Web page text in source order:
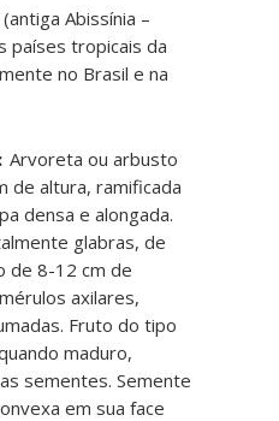
Abissínia –
países tropicais da
no Brasil e na
Arvoreta ou arbusto
de altura, ramificada
densa e alongada.
glabras, de
de 8-12 cm de
axilares,
Fruto do tipo
maduro,
sementes. Semente
em sua face